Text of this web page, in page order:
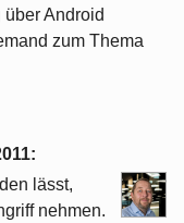
Android
zum Thema
:
lässt,
nehmen.